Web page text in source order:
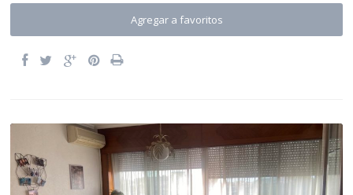
Agregar a favoritos